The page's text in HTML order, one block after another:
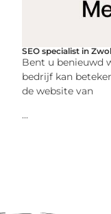
SEO specialist in
Bent u benieuwd
bedrijf kan
de website van
...